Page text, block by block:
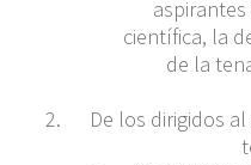
científica, la
de la
De los dirigidos